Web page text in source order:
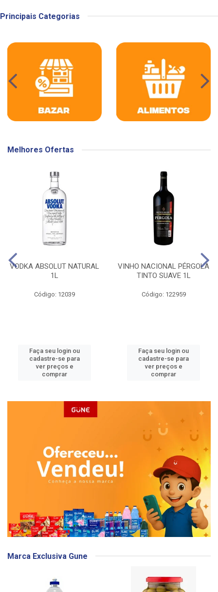
Principais Categorias
Melhores Ofertas
VODKA ABSOLUT NATURAL
1L
Código: 12039
Faça seu login ou
cadastre-se para
ver preços e
comprar
VINHO NACIONAL PÉRGOLA
TINTO SUAVE 1L
Código: 122959
Faça seu login ou
cadastre-se para
ver preços e
comprar
Marca Exclusiva Gune